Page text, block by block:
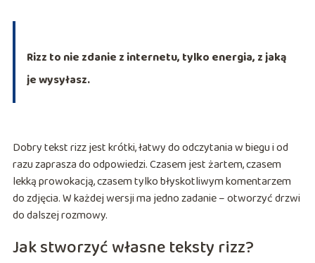
Rizz to nie zdanie z internetu, tylko energia, z jaką
je wysyłasz.
Dobry tekst rizz jest krótki, łatwy do odczytania w biegu i od
razu zaprasza do odpowiedzi. Czasem jest żartem, czasem
lekką prowokacją, czasem tylko błyskotliwym komentarzem
do zdjęcia. W każdej wersji ma jedno zadanie – otworzyć drzwi
do dalszej rozmowy.
Jak stworzyć własne teksty rizz?